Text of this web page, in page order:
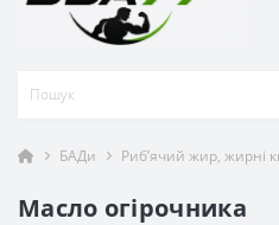
БАДи Риб’ячий жир, жирні
Масло огірочника